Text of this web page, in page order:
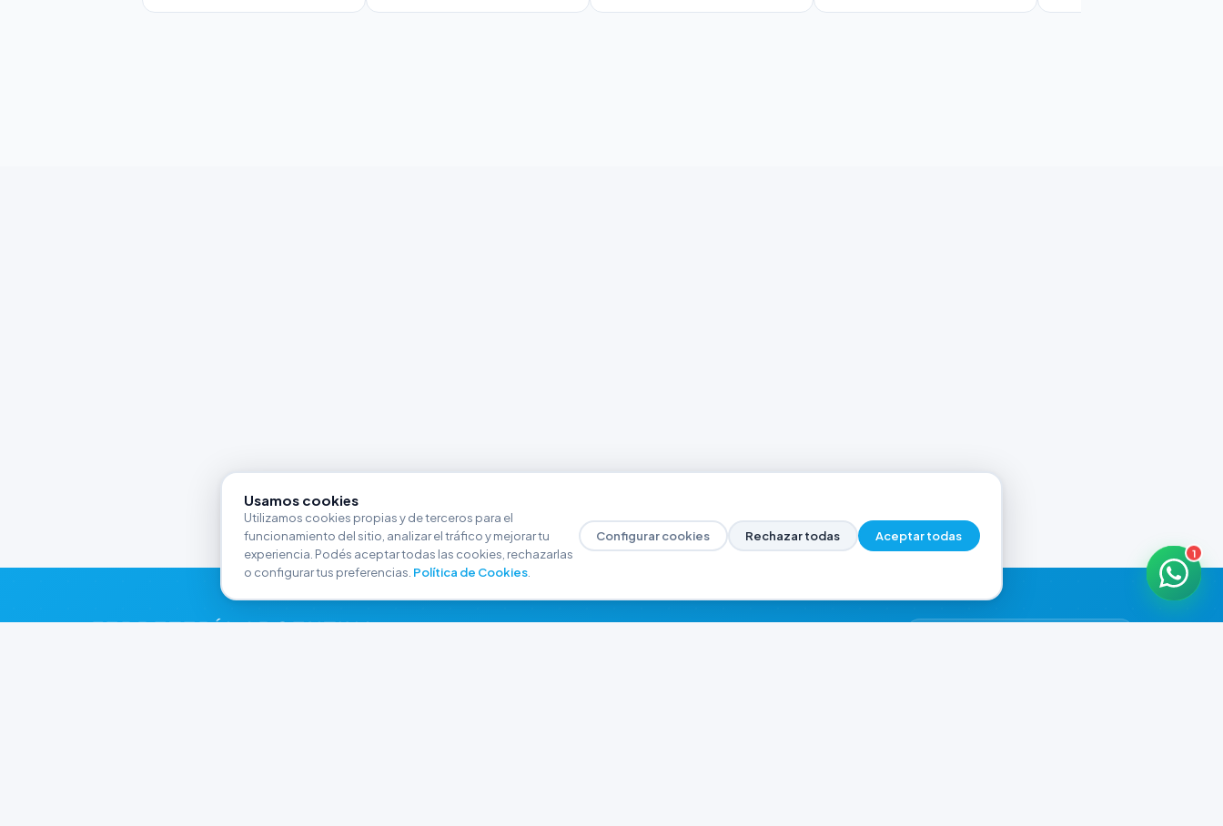
FERRETERÍA ARGENTINA
1
Usamos cookies
Utilizamos cookies propias y de terceros para el
funcionamiento del sitio, analizar el tráfico y mejorar tu
experiencia. Podés aceptar todas las cookies, rechazarlas
o configurar tus preferencias. Política de Cookies.
Configurar cookies Rechazar todas Aceptar todas